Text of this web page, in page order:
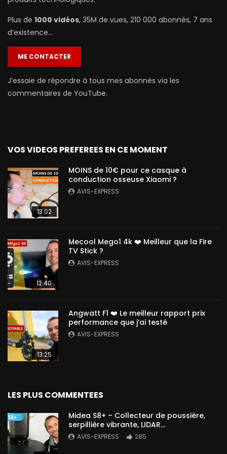
Plus de 1000 vidéos, 35M de vues, 210 000 abonnés, 7 ans
d’existence…
ME CONTACTER
J’essaie de répondre à tous mes abonnés via les
commentaires de YouTube.
VOS VIDEOS PREFEREES EN CE MOMENT
13:02
MOINS de 10€ pour ce casque à
conduction osseuse Xiaomi ?
AVIS-EXPRESS
12:40
Mecool Mego1 4k ❤️ Meilleur que la Fire
TV Stick ?
AVIS-EXPRESS
13:25
Angwatt F1 ❤️ Le meilleur rapport prix
performance que j’ai testé
AVIS-EXPRESS
LES PLUS COMMENTEES
Midea S8+ – Collecteur de poussière,
serpillière vibrante, LIDAR…
AVIS-EXPRESS 285